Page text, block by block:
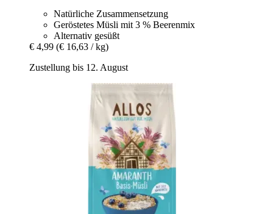
Natürliche Zusammensetzung
Geröstetes Müsli mit 3 % Beerenmix
Alternativ gesüßt
€ 4,99 (€ 16,63 / kg)
Zustellung bis 12. August